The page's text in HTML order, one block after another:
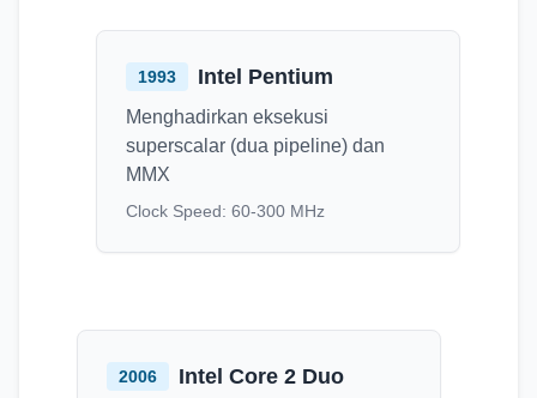
1993 Intel Pentium
Menghadirkan eksekusi
superscalar (dua pipeline) dan
MMX
Clock Speed: 60-300 MHz
2006 Intel Core 2 Duo